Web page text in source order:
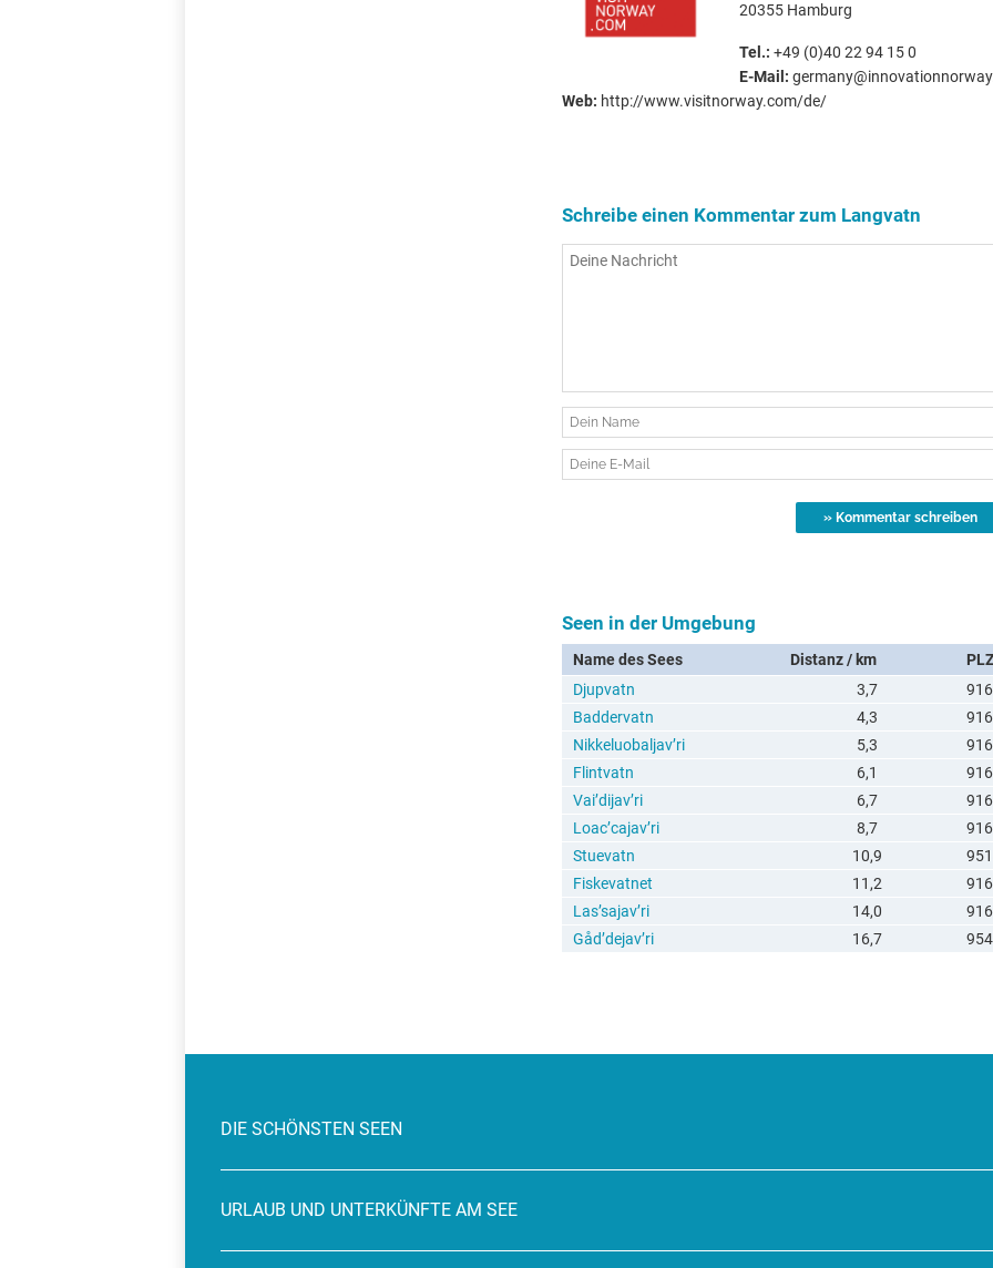
20355 Hamburg
Tel.: +49 (0)40 22 94 15 0
E-Mail:
Web: http://www.visitnorway.com/de/
Schreibe einen Kommentar zum Langvatn
Seen in der Umgebung
Name des Sees Distanz / km PLZ
Djupvatn
3,7
Baddervatn
4,3
Nikkeluobaljav’ri
5,3
Flintvatn
6,1
Vai’dijav’ri
6,7
Loac’cajav’ri
8,7
Stuevatn
10,9
Fiskevatnet
11,2
Las’sajav’ri
14,0
Gåd’dejav’ri
16,7
DIE SCHÖNSTEN SEEN
URLAUB UND UNTERKÜNFTE AM SEE